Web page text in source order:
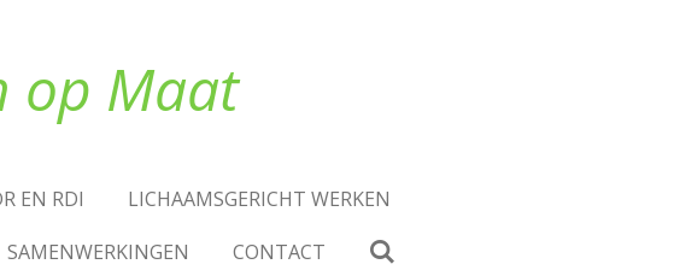
op Maat
EN RDI
LICHAAMSGERICHT WERKEN
SAMENWERKINGEN CONTACT